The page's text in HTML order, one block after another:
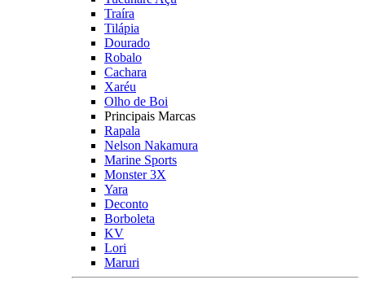
Traíra
Tilápia
Dourado
Robalo
Cachara
Xaréu
Olho de Boi
Principais Marcas
Rapala
Nelson Nakamura
Marine Sports
Monster 3X
Yara
Deconto
Borboleta
KV
Lori
Maruri